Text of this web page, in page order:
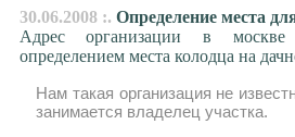
30.06.2008 :. Определение места
Адрес организации в москве
определением места колодца на
Нам такая организация не
занимается владелец участка.